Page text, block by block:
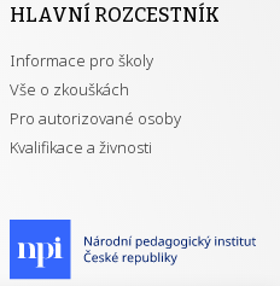
HLAVNÍ ROZCESTNÍK
Informace pro školy
Vše o zkouškách
Pro autorizované osoby
Kvalifikace a živnosti